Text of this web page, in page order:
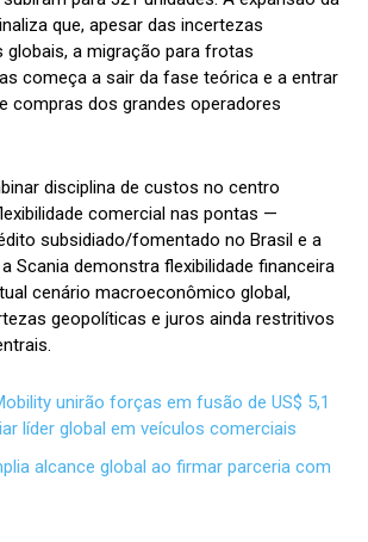
que, apesar das incertezas
globais, a migração para frotas
começa a sair da fase teórica e a entrar
compras dos grandes operadores
disciplina de custos no centro
comercial nas pontas —
subsidiado/fomentado no Brasil e a
Scania demonstra flexibilidade financeira
cenário macroeconômico global,
geopolíticas e juros ainda restritivos
unirão forças em fusão de US$ 5,1
líder global em veículos comerciais
alcance global ao firmar parceria com